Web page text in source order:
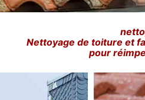
Nettoyage de toiture et
pour